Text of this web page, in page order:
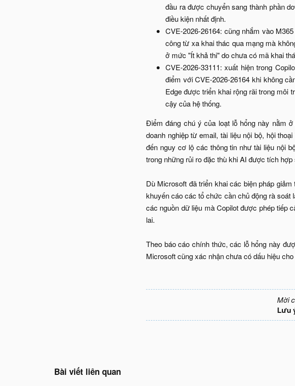
đầu ra được chuyển sang thành phần
điều kiện nhất định.​
CVE-2026-26164: cũng nhắm vào
công từ xa khai thác qua mạng mà
ở mức "Ít khả thi" do chưa có mã khai
CVE-2026-33111: xuất hiện trong
điểm với CVE-2026-26164 khi không
Edge được triển khai rộng rãi trong môi
cậy của hệ thống.​
Điểm đáng chú ý của loạt lỗ hổng này nằm
doanh nghiệp từ email, tài liệu nội bộ, hội
đến nguy cơ lộ các thông tin như tài liệu nội
trong những rủi ro đặc thù khi AI được tích
Dù Microsoft đã triển khai các biện pháp
khuyến cáo các tổ chức cần chủ động rà soát
các nguồn dữ liệu mà Copilot được phép tiếp
lai.
Theo báo cáo chính thức, các lỗ hổng này
Microsoft cũng xác nhận chưa có dấu hiệu
Mời
Lưu
Bài viết liên quan